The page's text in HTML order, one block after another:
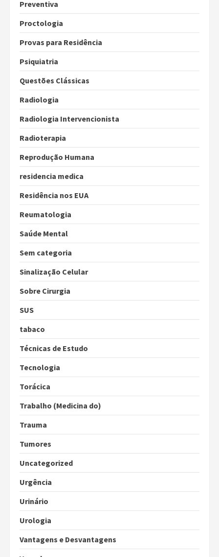
Preventiva
Proctologia
Provas para Residência
Psiquiatria
Questões Clássicas
Radiologia
Radiologia Intervencionista
Radioterapia
Reprodução Humana
residencia medica
Residência nos EUA
Reumatologia
Saúde Mental
Sem categoria
Sinalização Celular
Sobre Cirurgia
SUS
tabaco
Técnicas de Estudo
Tecnologia
Torácica
Trabalho (Medicina do)
Trauma
Tumores
Uncategorized
Urgência
Urinário
Urologia
Vantagens e Desvantagens